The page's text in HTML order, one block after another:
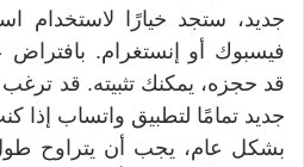
جديد، ستجد خيارًا لاستخدام
فيسبوك أو إنستغرام.
قد حجزه، يمكنك تثبيته. قد
جديد تمامًا لتطبيق واتساب